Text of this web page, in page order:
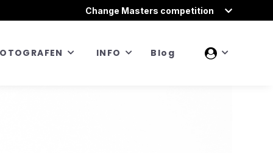
Change Masters competition
INFO Blog